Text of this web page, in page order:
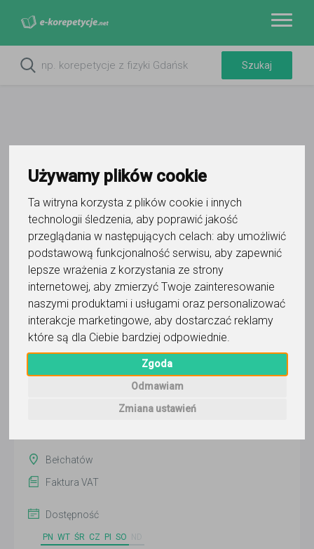
Używamy plików cookie
Ta witryna korzysta z plików cookie i innych
technologii śledzenia, aby poprawić jakość
przeglądania w następujących celach: aby umożliwić
podstawową funkcjonalność serwisu, aby zapewnić
lepsze wrażenia z korzystania ze strony
internetowej, aby zmierzyć Twoje zainteresowanie
naszymi produktami i usługami oraz personalizować
interakcje marketingowe, aby dostarczać reklamy
które są dla Ciebie bardziej odpowiednie.
Zgoda
Odmawiam
Zmiana ustawień
Do ulubionych
Oznacz wystąpienie kontaktu
Bełchatowskie Centrum Korepetycji
i Kursów Imperium Wiedzy Karolina
Figlus-Zielińska
Wyślij wiadomość
Bełchatów
Faktura VAT
Dostępność
PN WT ŚR CZ PI SO